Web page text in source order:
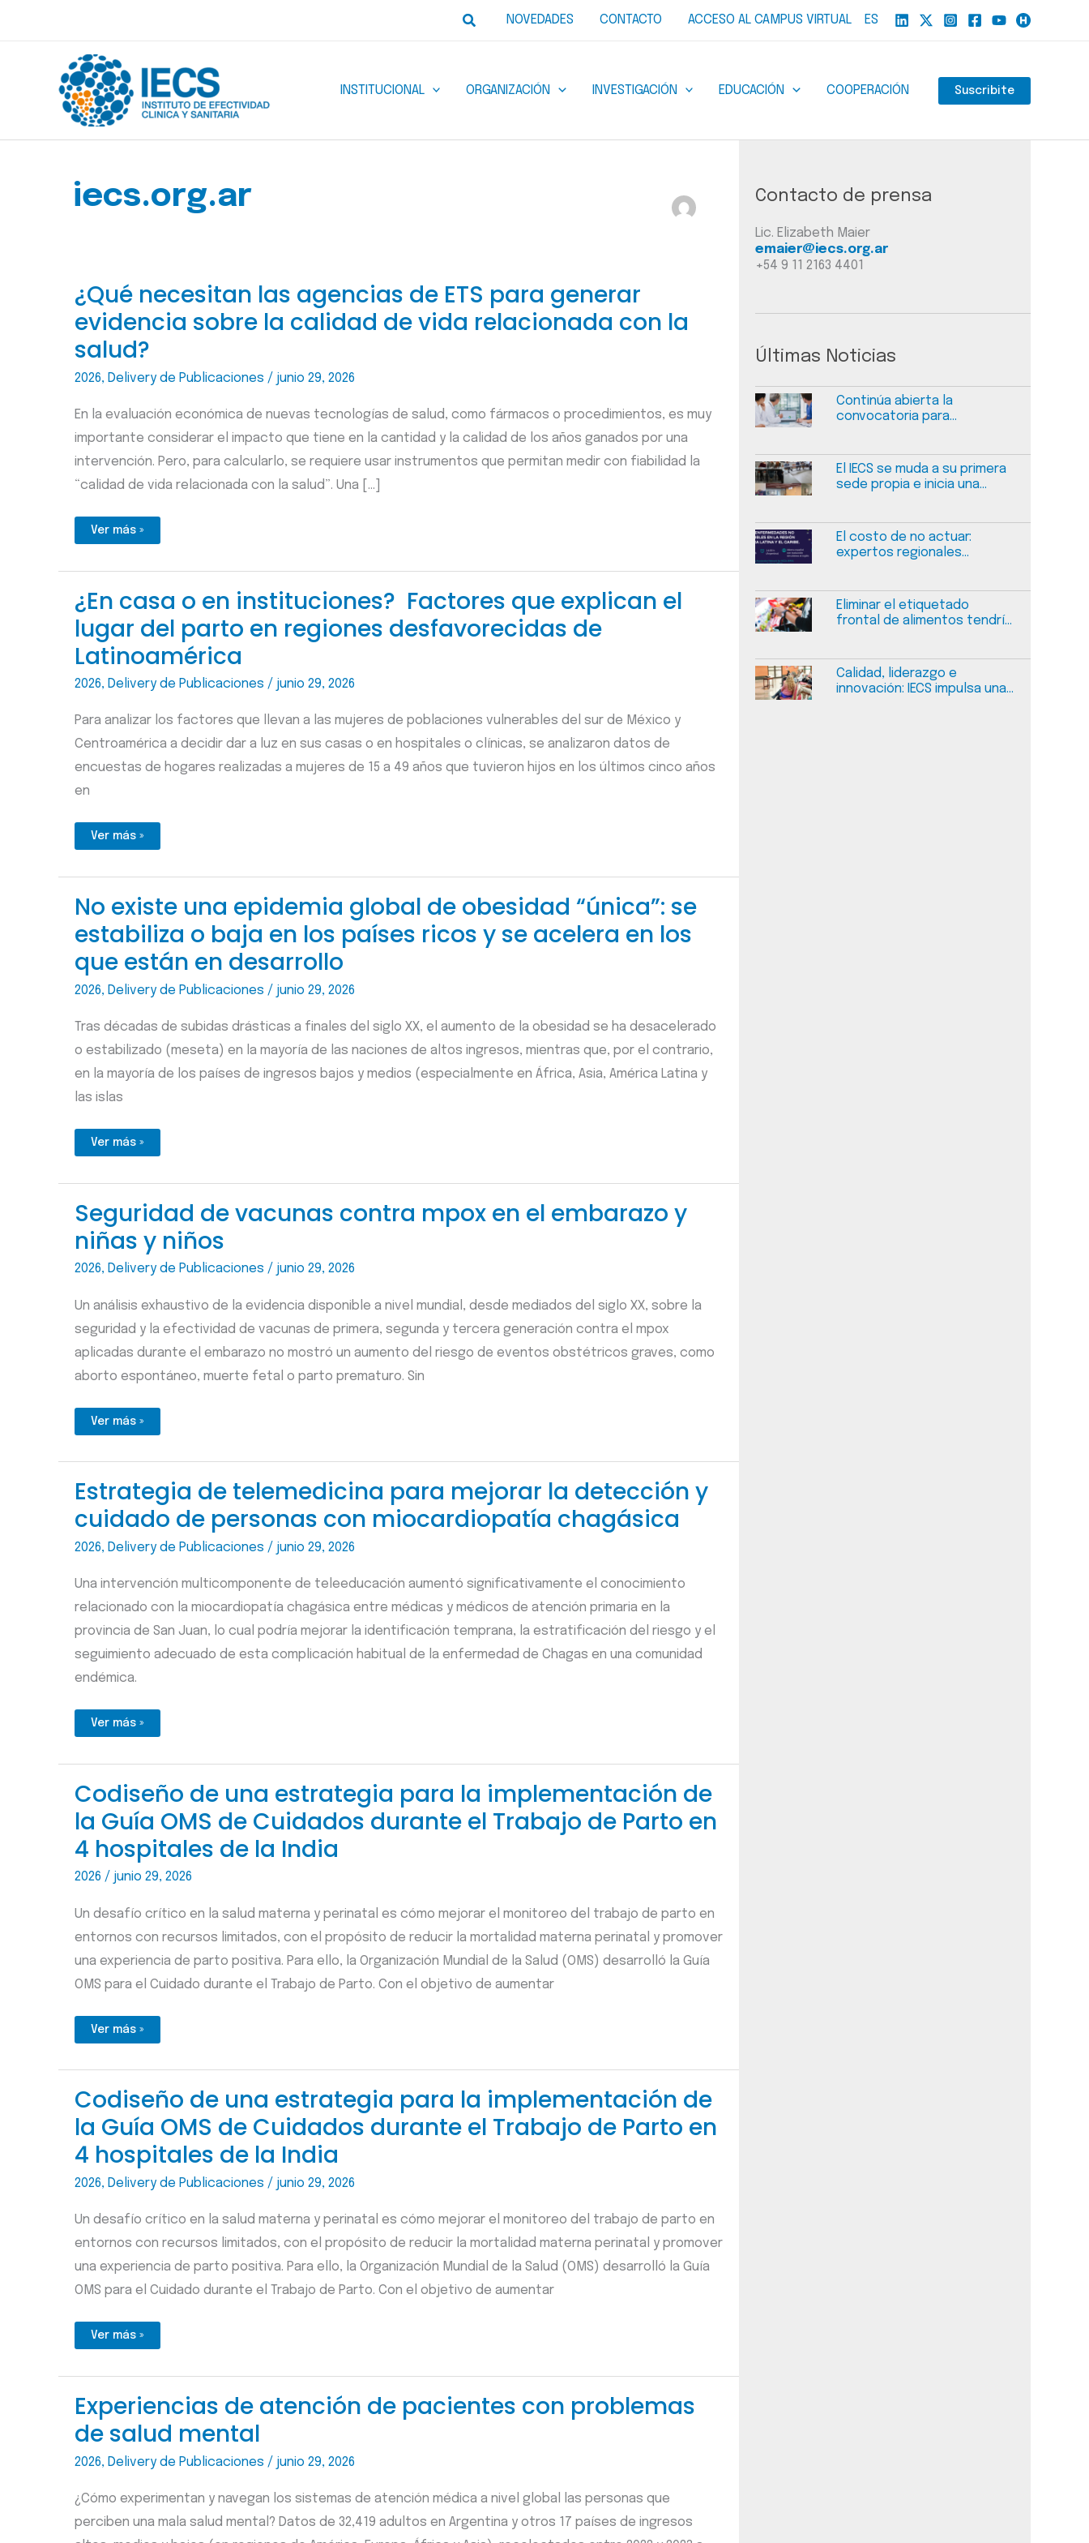
BuscarNOVEDADES CONTACTO ACCESO AL CAMPUS VIRTUAL ES
INSTITUCIONAL ORGANIZACIÓN INVESTIGACIÓN EDUCACIÓN COOPERACIÓN Suscribite
iecs.org.ar
¿Qué necesitan las agencias de ETS para generar
evidencia sobre la calidad de vida relacionada con la
salud?
2026, Delivery de Publicaciones / junio 29, 2026
En la evaluación económica de nuevas tecnologías de salud, como fármacos o procedimientos, es muy
importante considerar el impacto que tiene en la cantidad y la calidad de los años ganados por una
intervención. Pero, para calcularlo, se requiere usar instrumentos que permitan medir con fiabilidad la
“calidad de vida relacionada con la salud”. Una […]
¿Qué
de
para
generar
sobre
la
calidad
de
vida
relacionada
salud?
Ver más »
¿En casa o en instituciones? Factores que explican el
lugar del parto en regiones desfavorecidas de
Latinoamérica
2026, Delivery de Publicaciones / junio 29, 2026
Para analizar los factores que llevan a las mujeres de poblaciones vulnerables del sur de México y
Centroamérica a decidir dar a luz en sus casas o en hospitales o clínicas, se analizaron datos de
encuestas de hogares realizadas a mujeres de 15 a 49 años que tuvieron hijos en los últimos cinco años
en
¿En
instituciones?
que
explican
lugar
parto
en
regiones
desfavorecidas
Ver más »
No existe una epidemia global de obesidad “única”: se
estabiliza o baja en los países ricos y se acelera en los
que están en desarrollo
2026, Delivery de Publicaciones / junio 29, 2026
Tras décadas de subidas drásticas a finales del siglo XX, el aumento de la obesidad se ha desacelerado
o estabilizado (meseta) en la mayoría de las naciones de altos ingresos, mientras que, por el contrario,
en la mayoría de los países de ingresos bajos y medios (especialmente en África, Asia, América Latina y
las islas
No
global
obesidad
“única”:
se
estabiliza
baja
países
ricos
y
se
acelera
en
los
que
desarrollo
Ver más »
Seguridad de vacunas contra mpox en el embarazo y
niñas y niños
2026, Delivery de Publicaciones / junio 29, 2026
Un análisis exhaustivo de la evidencia disponible a nivel mundial, desde mediados del siglo XX, sobre la
seguridad y la efectividad de vacunas de primera, segunda y tercera generación contra el mpox
aplicadas durante el embarazo no mostró un aumento del riesgo de eventos obstétricos graves, como
aborto espontáneo, muerte fetal o parto prematuro. Sin
Seguridad
mpox
el
embarazo
niñas
niños
Ver más »
Estrategia de telemedicina para mejorar la detección y
cuidado de personas con miocardiopatía chagásica
2026, Delivery de Publicaciones / junio 29, 2026
Una intervención multicomponente de teleeducación aumentó significativamente el conocimiento
relacionado con la miocardiopatía chagásica entre médicas y médicos de atención primaria en la
provincia de San Juan, lo cual podría mejorar la identificación temprana, la estratificación del riesgo y el
seguimiento adecuado de esta complicación habitual de la enfermedad de Chagas en una comunidad
endémica.
Estrategia
mejorar
detección
y
cuidado
de
con
miocardiopatía
chagásica
Ver más »
Codiseño de una estrategia para la implementación de
la Guía OMS de Cuidados durante el Trabajo de Parto en
4 hospitales de la India
2026 / junio 29, 2026
Un desafío crítico en la salud materna y perinatal es cómo mejorar el monitoreo del trabajo de parto en
entornos con recursos limitados, con el propósito de reducir la mortalidad materna perinatal y promover
una experiencia de parto positiva. Para ello, la Organización Mundial de la Salud (OMS) desarrolló la Guía
OMS para el Cuidado durante el Trabajo de Parto. Con el objetivo de aumentar
Codiseño de
de
Guía OMS de
Cuidados
durante
el
de
Parto en
4
hospitales
India
Ver más »
Codiseño de una estrategia para la implementación de
la Guía OMS de Cuidados durante el Trabajo de Parto en
4 hospitales de la India
2026, Delivery de Publicaciones / junio 29, 2026
Un desafío crítico en la salud materna y perinatal es cómo mejorar el monitoreo del trabajo de parto en
entornos con recursos limitados, con el propósito de reducir la mortalidad materna perinatal y promover
una experiencia de parto positiva. Para ello, la Organización Mundial de la Salud (OMS) desarrolló la Guía
OMS para el Cuidado durante el Trabajo de Parto. Con el objetivo de aumentar
Codiseño de
de
Guía OMS de
Cuidados
el
de
Parto en
hospitales
de
la
India
Ver más »
Experiencias de atención de pacientes con problemas
de salud mental
2026, Delivery de Publicaciones / junio 29, 2026
¿Cómo experimentan y navegan los sistemas de atención médica a nivel global las personas que
perciben una mala salud mental? Datos de 32,419 adultos en Argentina y otros 17 países de ingresos
Contacto de prensa
Lic. Elizabeth Maier
emaier@iecs.org.ar
+54 9 11 2163 4401
Últimas Noticias
Continúa abierta la
convocatoria para
seguridad en salud
El IECS se muda a su primera
sede propia e inicia una
El costo de no actuar:
expertos regionales
de las enfermedades no
transmisibles
Eliminar el etiquetado
frontal de alimentos tendría
en Argentina
Calidad, liderazgo e
innovación: IECS impulsa una